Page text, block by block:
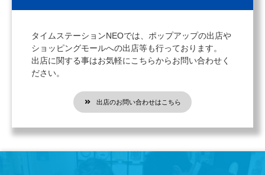
タイムステーションNEOでは、ポップアップの出店や
ショッピングモールへの出店等も行っております。
出店に関する事はお気軽にこちらからお問い合わせく
ださい。
出店のお問い合わせはこちら